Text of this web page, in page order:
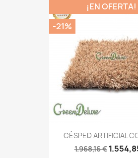
CÉSPED ARTIFICIAL
1.968,16 €
¡EN OFERTA!
-21%